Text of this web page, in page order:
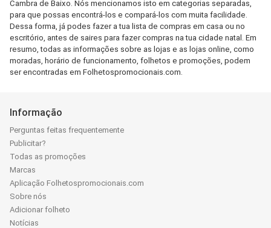
Cambra de Baixo. Nós mencionamos isto em categorias separadas,
para que possas encontrá-los e compará-los com muita facilidade.
Dessa forma, já podes fazer a tua lista de compras em casa ou no
escritório, antes de saires para fazer compras na tua cidade natal. Em
resumo, todas as informações sobre as lojas e as lojas online, como
moradas, horário de funcionamento, folhetos e promoções, podem
ser encontradas em Folhetospromocionais.com.
Informação
Perguntas feitas frequentemente
Publicitar?
Todas as promoções
Marcas
Aplicação Folhetospromocionais.com
Sobre nós
Adicionar folheto
Notícias